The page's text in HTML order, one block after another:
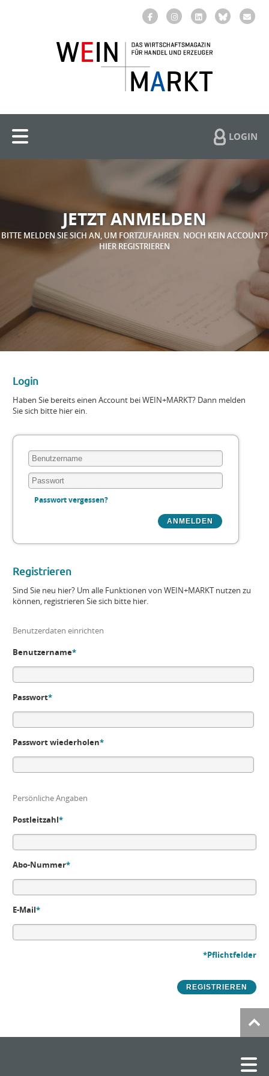
LOGIN
JETZT ANMELDEN
BITTE MELDEN SIE SICH AN, UM FORTZUFAHREN. NOCH KEIN ACCOUNT?
HIER REGISTRIEREN
Login
Haben Sie bereits einen Account bei WEIN+MARKT? Dann melden
Sie sich bitte hier ein.
Passwort vergessen?
Registrieren
Sind Sie neu hier? Um alle Funktionen von WEIN+MARKT nutzen zu
können, registrieren Sie sich bitte hier.
Benutzerdaten einrichten
Benutzername*
Passwort*
Passwort wiederholen*
Persönliche Angaben
Postleitzahl*
Abo-Nummer*
E-Mail*
*Pflichtfelder